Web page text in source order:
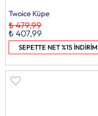
Twoice Küpe
₺ 407,99
₺ 479,99
SEPETTE NET %15 İNDİRİM